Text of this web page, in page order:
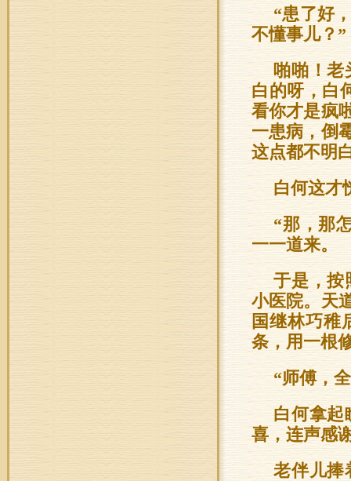
“患了好
不懂事儿？”
啪啪！老
白的呀，白
看你才是疯
一患病，倒
这点都不明
白何这才
“那，那
一一道来。
于是，按
小医院。天
国继林巧稚
条，用一根
“师傅，
白何拿起
喜，连声感
老伴儿捧